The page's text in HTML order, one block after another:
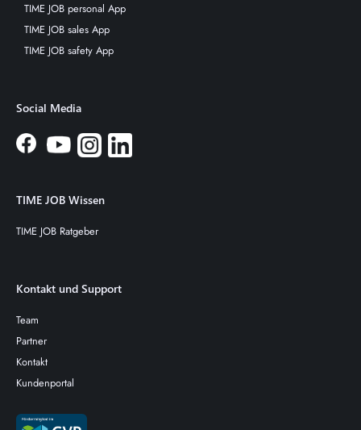
TIME JOB personal App
TIME JOB sales App
TIME JOB safety App
Social Media
TIME JOB Wissen
TIME JOB Ratgeber
Kontakt und Support
Team
Partner
Kontakt
Kundenportal